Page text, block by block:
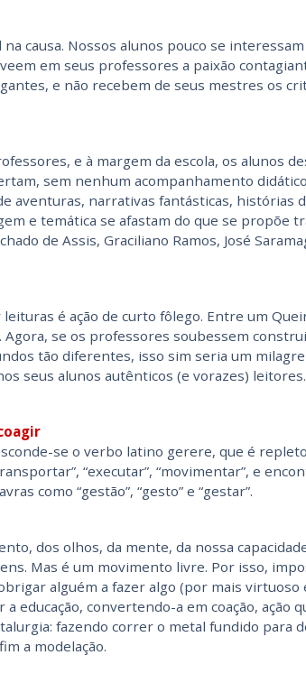
causa. Nossos alunos pouco se
em seus professores a paixão
e não recebem de seus mestres os
e à margem da escola, os alunos
sem nenhum acompanhamento
aventuras, narrativas fantásticas, histórias
e temática se afastam do que se propõe
de Assis, Graciliano Ramos, José
é ação de curto fôlego. Entre um
Agora, se os professores soubessem
tão diferentes, isso sim seria um milagre
seus alunos autênticos (e vorazes) leitores.
se o verbo latino gerere, que é
“executar”, “movimentar”, e
como “gestão”, “gesto” e “gestar”.
dos olhos, da mente, da nossa
Mas é um movimento livre. Por isso,
alguém a fazer algo (por mais virtuoso
educação, convertendo-a em coação, ação
fazendo correr o metal fundido para
a modelação.